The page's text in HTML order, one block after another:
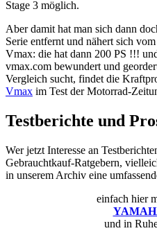
Stage 3 möglich.
Aber damit hat man sich dann
Serie entfernt und nähert sich
Vmax: die hat dann 200 PS !!!
vmax.com bewundert und
Vergleich sucht, findet die
Vmax im Test der Motorrad-
Testberichte und
Wer jetzt Interesse an
Gebrauchtkauf-Ratgebern,
in unserem Archiv eine
einfach hier
und in